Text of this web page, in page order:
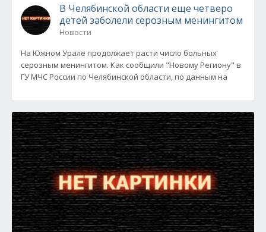
В Челябинской области еще четверо
детей заболели серозным менингитом
Новости
На Южном Урале продолжает расти число больных
серозным менингитом. Как сообщили "Новому Региону" в
ГУ МЧС России по Челябинской области, по данным на